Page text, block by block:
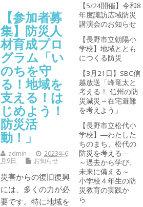
【参加者募
集】防災人
材育成プロ
グラム「い
のちを守
る！地域を
支える！は
じめよう！
防災活
動！」
admin
2023年6
月9日
お知らせ
災害からの復旧復興
には、多くの力が必
要です。特に地域を
【5/24開催】令和8
年度諏訪広域防災
講演会のお知らせ
【長野市立朝陽小
学校】地域ととも
につくる防災
【3月21日】SBC信
越放送「峰竜太と
考える！ 信州の防
災減災～在宅避難
を考えよう」
【長野市立松代小
学校】―わたした
ちのまち、松代の
防災を考える―
～過去から学び、
未来に備える～
小学校４年生の防
災教育の実践か
ら